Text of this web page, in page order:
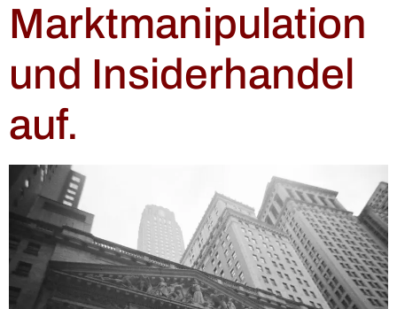
Marktmanipulation
und Insiderhandel
auf.